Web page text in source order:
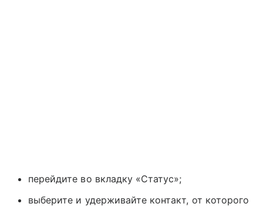
перейдите во вкладку «Статус»;
выберите и удерживайте контакт, от которого